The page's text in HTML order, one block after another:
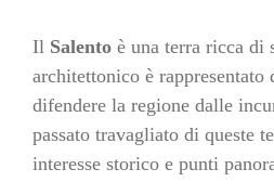
Il Salento è una terra ricca di
architettonico è rappresentato
difendere la regione dalle
passato travagliato di queste
interesse storico e punti